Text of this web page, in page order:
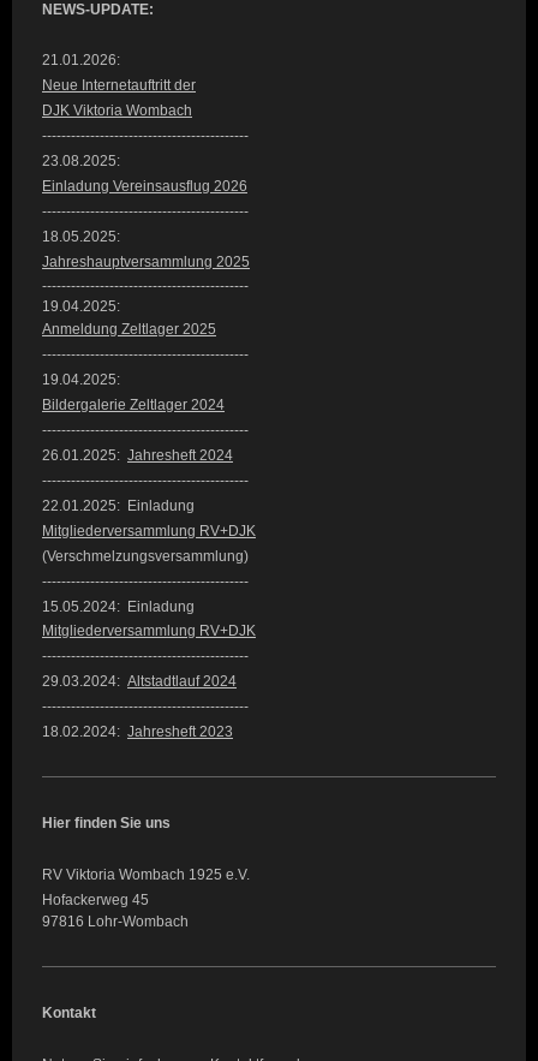
NEWS-UPDATE:
21.01.2026:
Neue Internetauftritt der
DJK Viktoria Wombach
-------------------------------------------
23.08.2025:
Einladung Vereinsausflug 2026
-------------------------------------------
18.05.2025:
Jahreshauptversammlung 2025
-------------------------------------------
19.04.2025:
Anmeldung Zeltlager 2025
-------------------------------------------
19.04.2025:
Bildergalerie Zeltlager 2024
-------------------------------------------
26.01.2025: Jahresheft 2024
-------------------------------------------
22.01.2025: Einladung
Mitgliederversammlung RV+DJK
(Verschmelzungsversammlung)
-------------------------------------------
15.05.2024: Einladung
Mitgliederversammlung RV+DJK
-------------------------------------------
29.03.2024: Altstadtlauf 2024
-------------------------------------------
18.02.2024: Jahresheft 2023
Hier finden Sie uns
RV Viktoria Wombach 1925 e.V.
Hofackerweg 45
97816 Lohr-Wombach
Kontakt